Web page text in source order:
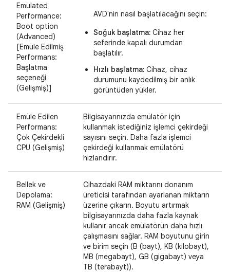
Emulated
Performance:
Boot option
(Advanced)
[Emüle Edilmiş
Performans:
Başlatma
seçeneği
(Gelişmiş)]
AVD'nin nasıl başlatılacağını seçin:
Soğuk başlatma: Cihaz her
seferinde kapalı durumdan
başlatılır.
Hızlı başlatma: Cihaz, cihaz
durumunu kaydedilmiş bir anlık
görüntüden yükler.
Emüle Edilen
Performans:
Çok Çekirdekli
CPU (Gelişmiş)
Bilgisayarınızda emülatör için
kullanmak istediğiniz işlemci çekirdeği
sayısını seçin. Daha fazla işlemci
çekirdeği kullanmak emülatörü
hızlandırır.
Bellek ve
Depolama:
RAM (Gelişmiş)
Cihazdaki RAM miktarını donanım
üreticisi tarafından ayarlanan miktarın
üzerine çıkarın. Boyutu artırmak
bilgisayarınızda daha fazla kaynak
kullanır ancak emülatörün daha hızlı
çalışmasını sağlar. RAM boyutunu girin
ve birim seçin (B (bayt), KB (kilobayt),
MB (megabayt), GB (gigabayt) veya
TB (terabayt)).